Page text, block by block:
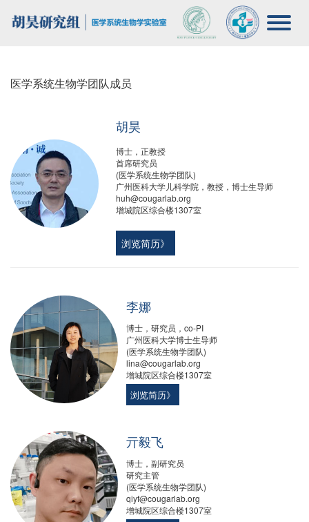
医学系统生物学团队成员
胡昊
博士，正教授
首席研究员
(医学系统生物学团队)
广州医科大学儿科学院，教授，博士生导师
huh@cougarlab.org‍
增城院区综合楼1307室
浏览简历》
李娜
博士，研究员，co-PI
广州医科大学博士生导师
(医学系统生物学团队)
lina@cougarlab.org‍
增城院区综合楼1307室
浏览简历》
亓毅飞
博士，副研究员
研究主管
(医学系统生物学团队)
qiyf@cougarlab.org‍
增城院区综合楼1307室